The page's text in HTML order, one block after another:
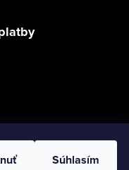
Súhlasím